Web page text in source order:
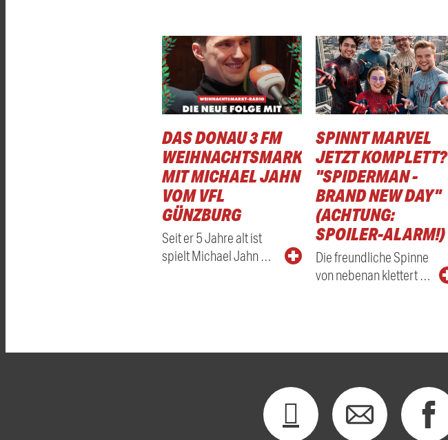
DAS DONAU 3 FM
WEIHNACHTSMARKTRADIO
MIT MICHAEL JAHN
VOM VFL
GÜNZBURG
Seit er 5 Jahre alt ist
spielt Michael Jahn …
SPINNT MARVEL
JETZT KOMPLETT?
"SPIDERMAN -
BRAND NEW DAY"
(ACHTUNG:
SPOILER-ALARM!)
Die freundliche Spinne
von nebenan klettert …